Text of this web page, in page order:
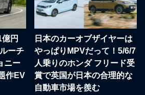
円
ーチ
ニー
作EV
日本のカーオブザイヤーは
やっぱりMPVだって！5/6/7
人乗りのホンダ フリード受
賞で英国が日本の合理的な
自動車市場を羨む